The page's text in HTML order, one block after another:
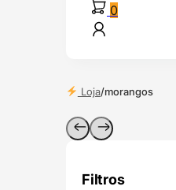
0
Loja/morangos
Filtros